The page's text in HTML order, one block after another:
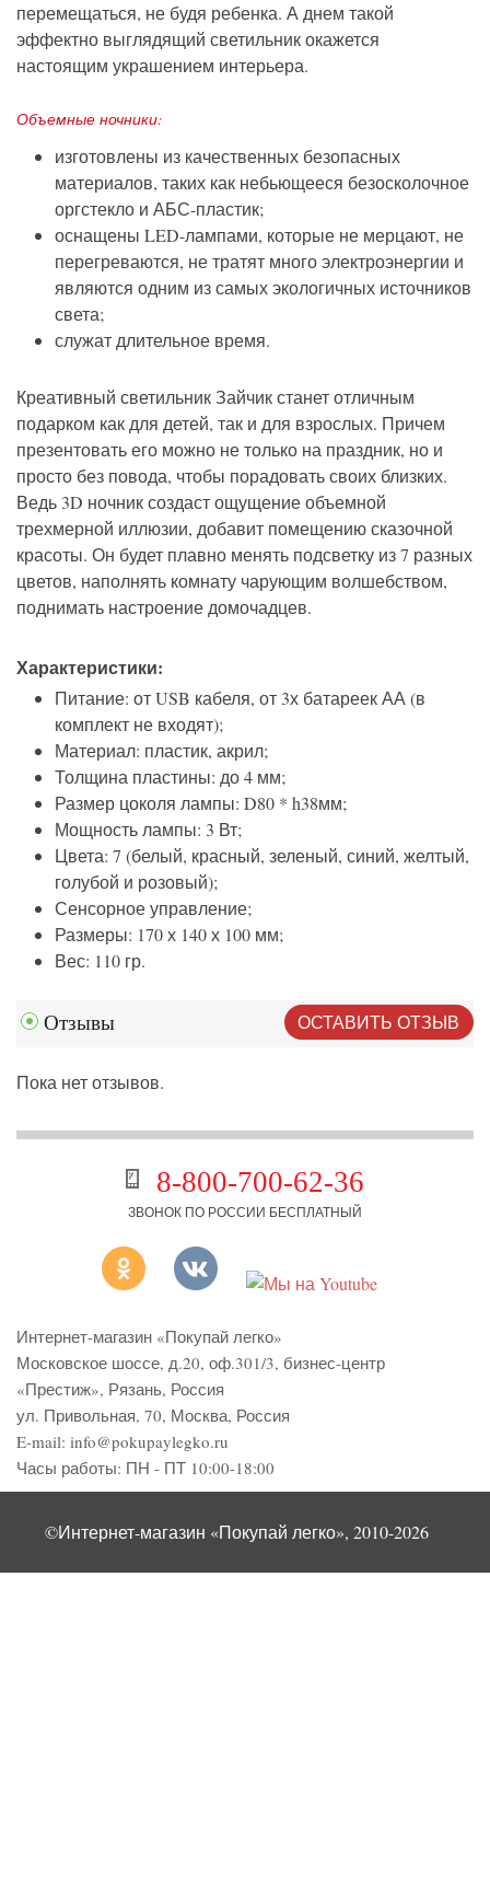
перемещаться, не будя ребенка. А днем такой
эффектно выглядящий светильник окажется
настоящим украшением интерьера.
Объемные ночники:
изготовлены из качественных безопасных
материалов, таких как небьющееся безосколочное
оргстекло и АБС-пластик;
оснащены LED-лампами, которые не мерцают, не
перегреваются, не тратят много электроэнергии и
являются одним из самых экологичных источников
света;
служат длительное время.
Креативный светильник Зайчик станет отличным
подарком как для детей, так и для взрослых. Причем
презентовать его можно не только на праздник, но и
просто без повода, чтобы порадовать своих близких.
Ведь 3D ночник создаст ощущение объемной
трехмерной иллюзии, добавит помещению сказочной
красоты. Он будет плавно менять подсветку из 7 разных
цветов, наполнять комнату чарующим волшебством,
поднимать настроение домочадцев.
Характеристики:
Питание: от USB кабеля, от 3х батареек АА (в
комплект не входят);
Материал: пластик, акрил;
Толщина пластины: до 4 мм;
Размер цоколя лампы: D80 * h38мм;
Мощность лампы: 3 Вт;
Цвета: 7 (белый, красный, зеленый, синий, желтый,
голубой и розовый);
Сенсорное управление;
Размеры: 170 х 140 х 100 мм;
Вес: 110 гр.
Отзывы ОСТАВИТЬ ОТЗЫВ
Пока нет отзывов.
8-800-700-62-36
ЗВОНОК ПО РОССИИ БЕСПЛАТНЫЙ
Интернет-магазин «Покупай легко»
Московское шоссе, д.20, оф.301/3, бизнес-центр
«Престиж», Рязань, Россия
ул. Привольная, 70, Москва, Россия
E-mail: info@pokupaylegko.ru
Часы работы: ПН - ПТ 10:00-18:00
©Интернет-магазин «Покупай легко», 2010-2026